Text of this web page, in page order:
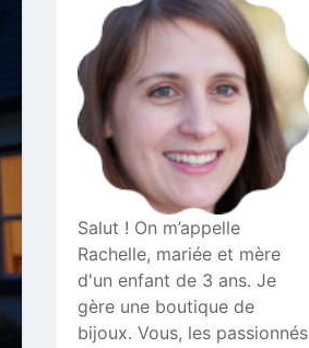
Salut ! On m’appelle
Rachelle, mariée et mère
d'un enfant de 3 ans. Je
gère une boutique de
bijoux. Vous, les passionnés